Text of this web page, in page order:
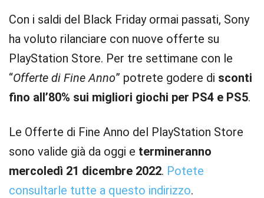
Con i saldi del Black Friday ormai passati, Sony
ha voluto rilanciare con nuove offerte su
PlayStation Store. Per tre settimane con le
“Offerte di Fine Anno” potrete godere di sconti
fino all’80% sui migliori giochi per PS4 e PS5.
Le Offerte di Fine Anno del PlayStation Store
sono valide già da oggi e termineranno
mercoledì 21 dicembre 2022. Potete
consultarle tutte a questo indirizzo.